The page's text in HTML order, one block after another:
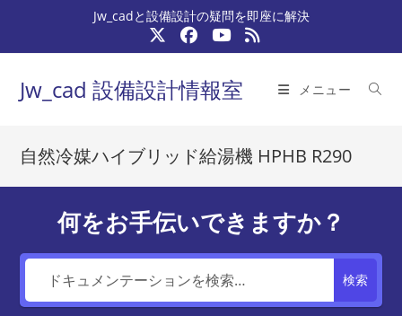
テ
ッ
Jw_cadと設備設計の疑問を即座に解決
Jw_cad 設備設計情報室 メニュー
自然冷媒ハイブリッド給湯機 HPHB R290
何をお手伝いできますか？
検索